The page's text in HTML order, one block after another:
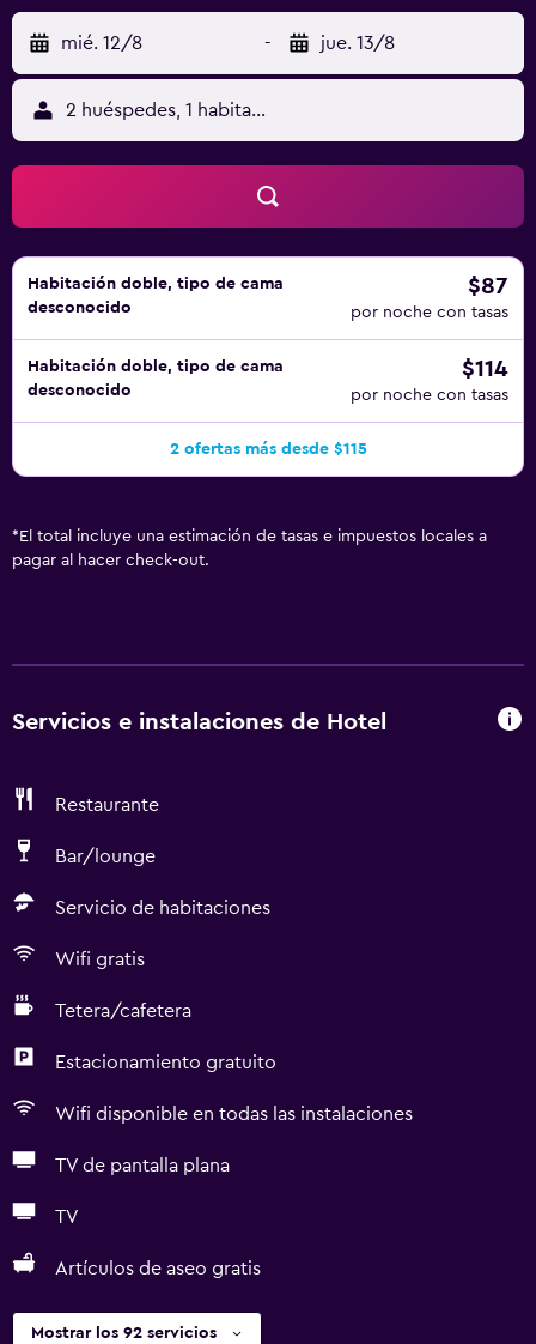
km. El aeropuerto (Aeropuerto de Roma - Ciampino) está
a 13 km, y el alojamiento ofrece servicio de traslado de
pago para ir o volver del aeropuerto.
mié. 12/8 - jue. 13/8
2 huéspedes, 1 habitación
Habitación doble, tipo de cama
desconocido
$87
por noche con tasas
Habitación doble, tipo de cama
desconocido
$114
por noche con tasas
2 ofertas más desde $115
* El total incluye una estimación de tasas e impuestos locales a
pagar al hacer check-out.
Servicios e instalaciones de Hotel
Restaurante
Bar/lounge
Servicio de habitaciones
Wifi gratis
Tetera/cafetera
Estacionamiento gratuito
Wifi disponible en todas las instalaciones
TV de pantalla plana
TV
Artículos de aseo gratis
Mostrar los 92 servicios